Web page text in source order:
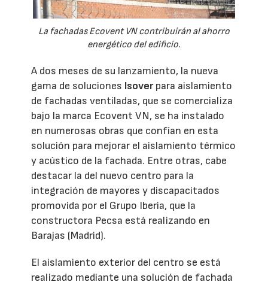
La fachadas Ecovent VN contribuirán al ahorro
energético del edificio.
A dos meses de su lanzamiento, la nueva
gama de soluciones Isoverpara aislamiento
de fachadas ventiladas, que se comercializa
bajo la marca Ecovent VN, se ha instalado
en numerosas obras que confían en esta
solución para mejorar el aislamiento térmico
y acústico de la fachada. Entre otras, cabe
destacar la del nuevo centro para la
integración de mayores y discapacitados
promovida por el Grupo Iberia, que la
constructora Pecsa está realizando en
Barajas (Madrid).
El aislamiento exterior del centro se está
realizado mediante una solución de fachada